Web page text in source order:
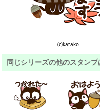
(c)katako
同じシリーズの他のスタンプ